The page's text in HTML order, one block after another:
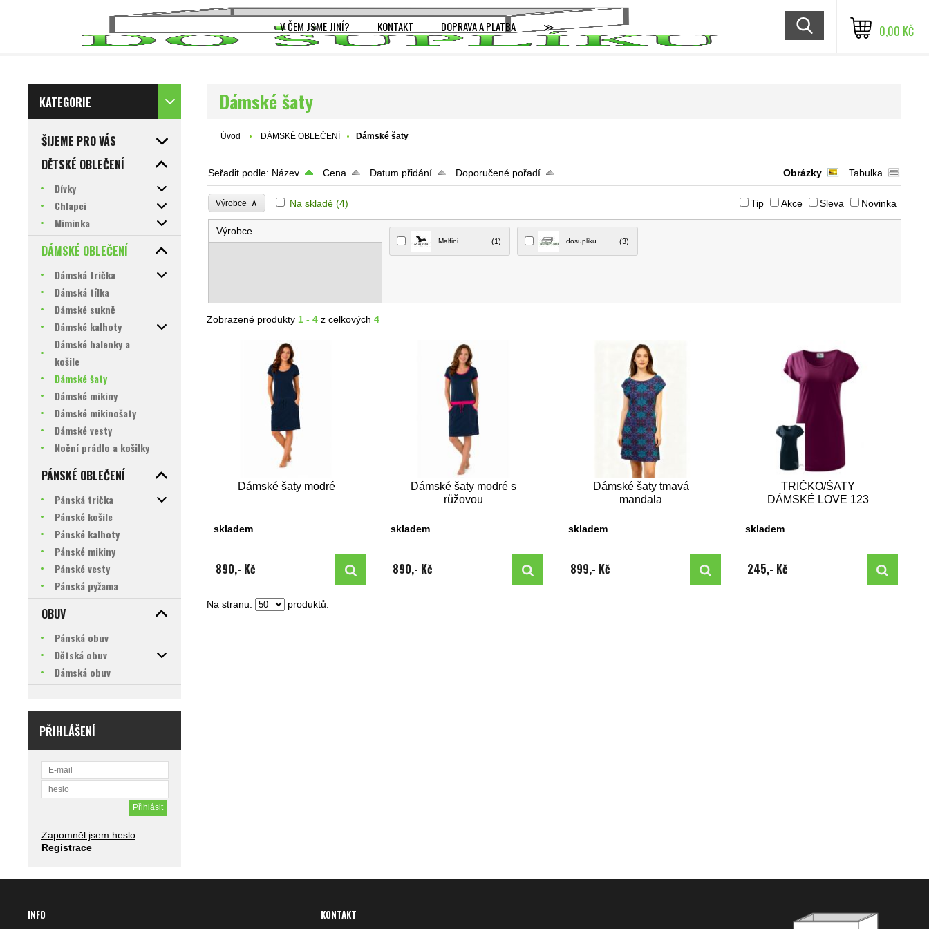
V ČEM JSME JINÍ? KONTAKT DOPRAVA A PLATBA ≫ 0,00 KČ
KATEGORIE
ŠIJEME PRO VÁS
DĚTSKÉ OBLEČENÍ
Dívky
Chlapci
Miminka
DÁMSKÉ OBLEČENÍ
Dámská trička
Dámská tílka
Dámské sukně
Dámské kalhoty
Dámské halenky a
košile
Dámské šaty
Dámské mikiny
Dámské mikinošaty
Dámské vesty
Noční prádlo a košilky
PÁNSKÉ OBLEČENÍ
Pánská trička
Pánské košile
Pánské kalhoty
Pánské mikiny
Pánské vesty
Pánská pyžama
OBUV
Pánská obuv
Dětská obuv
Dámská obuv
PŘIHLÁŠENÍ
Zapomněl jsem heslo
Registrace
Dámské šaty
Úvod DÁMSKÉ OBLEČENÍ Dámské šaty
Seřadit podle: Název Cena Datum přidání Doporučené pořadí Obrázky Tabulka
Výrobce ∧ Na skladě (4) Tip Akce Sleva Novinka
Výrobce
Malfini (1) dosupliku (3)
Zobrazené produkty 1 - 4 z celkových4
Dámské šaty modré
skladem
890,- Kč
Dámské šaty modré s
růžovou
skladem
890,- Kč
Dámské šaty tmavá
mandala
skladem
899,- Kč
TRIČKO/ŠATY
DÁMSKÉ LOVE 123
skladem
245,- Kč
Na stranu: produktů.
INFO KONTAKT